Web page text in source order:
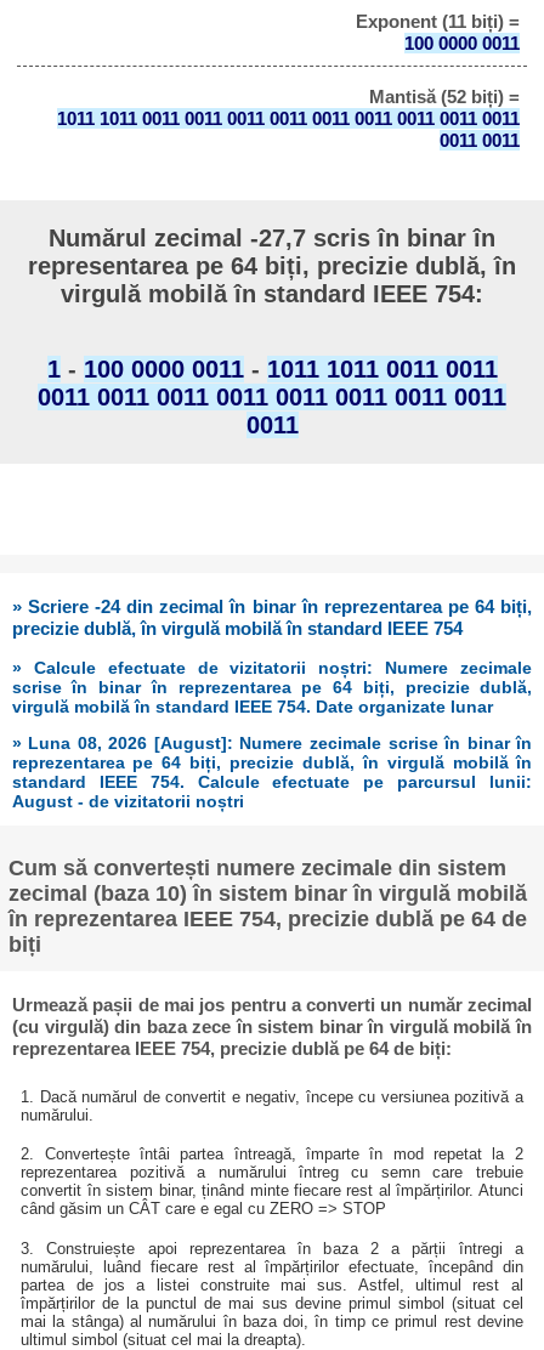
Exponent (11 biți) =
100 0000 0011
Mantisă (52 biți) =
1011 1011 0011 0011 0011 0011 0011 0011 0011 0011 0011
0011 0011
Numărul zecimal -27,7 scris în binar în
representarea pe 64 biți, precizie dublă, în
virgulă mobilă în standard IEEE 754:
1- 100 0000 0011- 1011 1011 0011 0011
0011 0011 0011 0011 0011 0011 0011 0011
0011
» Scriere -24 din zecimal în binar în reprezentarea pe 64 biți,
precizie dublă, în virgulă mobilă în standard IEEE 754
» Calcule efectuate de vizitatorii noștri: Numere zecimale
scrise în binar în reprezentarea pe 64 biți, precizie dublă,
virgulă mobilă în standard IEEE 754. Date organizate lunar
» Luna 08, 2026 [August]: Numere zecimale scrise în binar în
reprezentarea pe 64 biți, precizie dublă, în virgulă mobilă în
standard IEEE 754. Calcule efectuate pe parcursul lunii:
August - de vizitatorii noștri
Cum să convertești numere zecimale din sistem
zecimal (baza 10) în sistem binar în virgulă mobilă
în reprezentarea IEEE 754, precizie dublă pe 64 de
biți
Urmează pașii de mai jos pentru a converti un număr zecimal
(cu virgulă) din baza zece în sistem binar în virgulă mobilă în
reprezentarea IEEE 754, precizie dublă pe 64 de biți:
1. Dacă numărul de convertit e negativ, începe cu versiunea pozitivă a
numărului.
2. Convertește întâi partea întreagă, împarte în mod repetat la 2
reprezentarea pozitivă a numărului întreg cu semn care trebuie
convertit în sistem binar, ținând minte fiecare rest al împărțirilor. Atunci
când găsim un CÂT care e egal cu ZERO => STOP
3. Construiește apoi reprezentarea în baza 2 a părții întregi a
numărului, luând fiecare rest al împărțirilor efectuate, începând din
partea de jos a listei construite mai sus. Astfel, ultimul rest al
împărțirilor de la punctul de mai sus devine primul simbol (situat cel
mai la stânga) al numărului în baza doi, în timp ce primul rest devine
ultimul simbol (situat cel mai la dreapta).